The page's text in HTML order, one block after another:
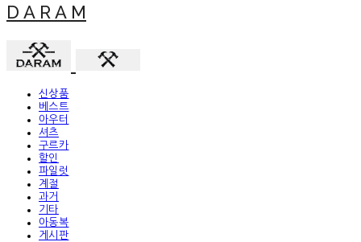
D A R A M
신상품
베스트
아우터
셔츠
구르카
할인
파일럿
계절
과거
기타
아동복
게시판